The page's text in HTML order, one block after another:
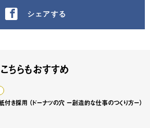
シェアする
こちらもおすすめ
き採用 （ドーナツの穴 ー創造的な仕事のつくり方ー）
（ドーナツの穴 ー創造的な仕事のつく